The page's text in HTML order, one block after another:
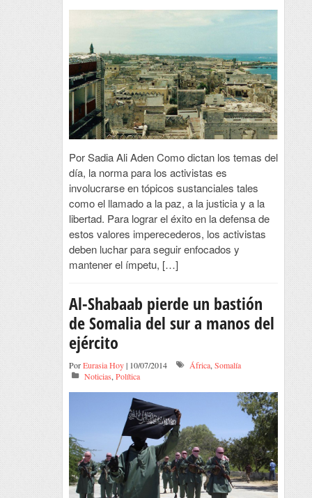
Por Sadia Ali Aden Como dictan los temas del
día, la norma para los activistas es
involucrarse en tópicos sustanciales tales
como el llamado a la paz, a la justicia y a la
libertad. Para lograr el éxito en la defensa de
estos valores imperecederos, los activistas
deben luchar para seguir enfocados y
mantener el ímpetu, […]
Al-Shabaab pierde un bastión
de Somalia del sur a manos del
ejército
PorEurasia Hoy| 10/07/2014 África, Somalía
Noticias, Política